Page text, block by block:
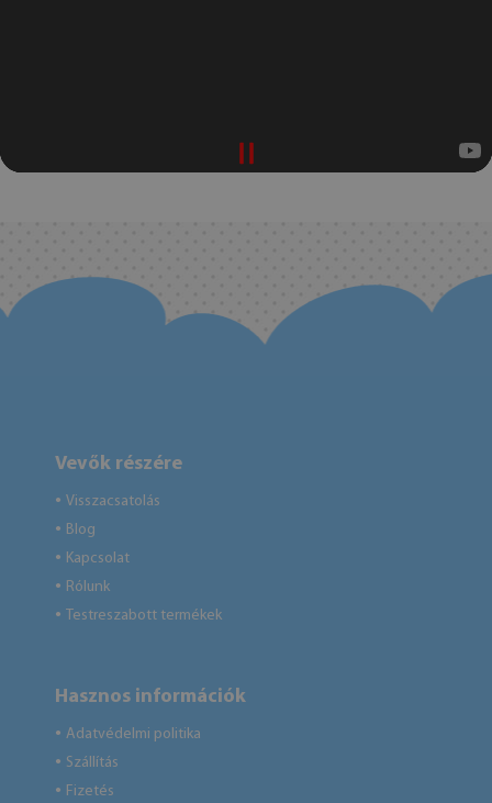
Vevők részére
● Visszacsatolás
● Blog
● Kapcsolat
● Rólunk
● Testreszabott termékek
Hasznos információk
● Adatvédelmi politika
● Szállítás
● Fizetés